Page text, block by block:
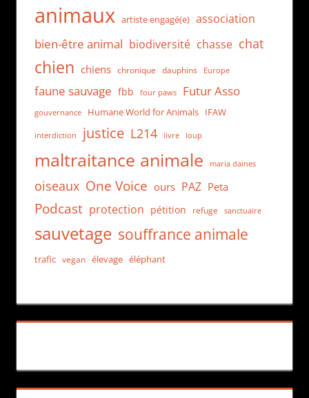
animaux artiste engagé(e) association
bien-être animal biodiversité chasse chat
chien chiens chronique dauphins Europe
faune sauvage fbb four paws Futur Asso
gouvernance Humane World for Animals IFAW
interdiction justice L214 livre loup
maltraitance animale maria daines
oiseaux One Voice ours PAZ Peta
Podcast protection pétition refuge sanctuaire
sauvetage souffrance animale
trafic vegan élevage éléphant